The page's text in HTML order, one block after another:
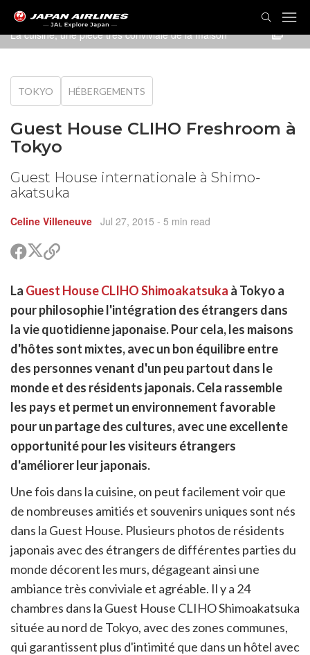
La cuisine, une pièce très conviviale de la maison
TOKYO HÉBERGEMENTS
Guest House CLIHO Freshroom à
Tokyo
Guest House internationale à Shimo-
akatsuka
Celine Villeneuve Jul 27, 2015 - 5 min read
PartagerPartager
sur
Copier
pour
partager
La Guest House CLIHO Shimoakatsuka à Tokyo a
pour philosophie l'intégration des étrangers dans
la vie quotidienne japonaise. Pour cela, les maisons
d'hôtes sont mixtes, avec un bon équilibre entre
des personnes venant d'un peu partout dans le
monde et des résidents japonais. Cela rassemble
les pays et permet un environnement favorable
pour un partage des cultures, avec une excellente
opportunité pour les visiteurs étrangers
d'améliorer leur japonais.
Une fois dans la cuisine, on peut facilement voir que
de nombreuses amitiés et souvenirs uniques sont nés
dans la Guest House. Plusieurs photos de résidents
japonais avec des étrangers de différentes parties du
monde décorent les murs, dégageant ainsi une
ambiance très conviviale et agréable. Il y a 24
chambres dans la Guest House CLIHO Shimoakatsuka
située au nord de Tokyo, avec des zones communes,
qui garantissent plus d'intimité que dans un hôtel avec